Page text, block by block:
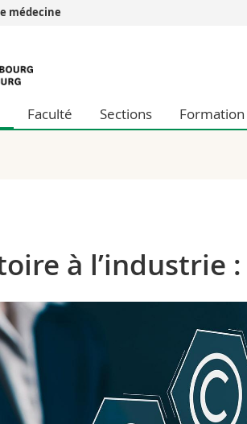
Sciences économiques et
Lettres et sciences humaines
médecine
Faculté Sections Formation
à l’industrie